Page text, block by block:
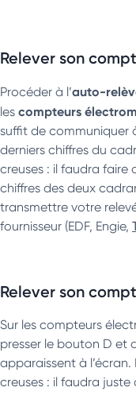
Relever son
Procéder à l’auto-
les compteurs
suffit de communiquer
derniers chiffres du
creuses : il faudra faire
chiffres des deux
transmettre votre
fournisseur (EDF, Engie,
Relever son
Sur les compteurs
presser le bouton D et
apparaissent à
creuses : il faudra juste